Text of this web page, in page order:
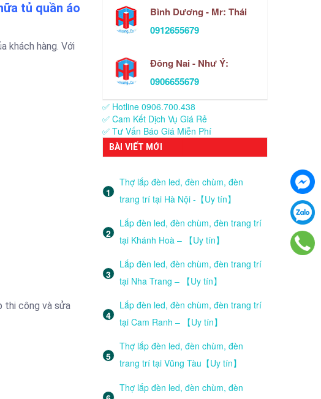
tủ quần áo
khách hàng. Với
thi công và sửa
Bình Dương - Mr: Thái
0912655679
Đông Nai - Như Ý:
0906655679
✅ Hotline 0906.700.438
✅ Cam Kết Dịch Vụ Giá Rẻ
✅ Tư Vấn Báo Giá Miễn Phí
BÀI VIẾT MỚI
Thợ lắp đèn led, đèn chùm, đèn
trang trí tại Hà Nội -【Uy tín】
Lắp đèn led, đèn chùm, đèn trang trí
tại Khánh Hoà – 【Uy tín】
Lắp đèn led, đèn chùm, đèn trang trí
tại Nha Trang – 【Uy tín】
Lắp đèn led, đèn chùm, đèn trang trí
tại Cam Ranh – 【Uy tín】
Thợ lắp đèn led, đèn chùm, đèn
trang trí tại Vũng Tàu【Uy tín】
Thợ lắp đèn led, đèn chùm, đèn